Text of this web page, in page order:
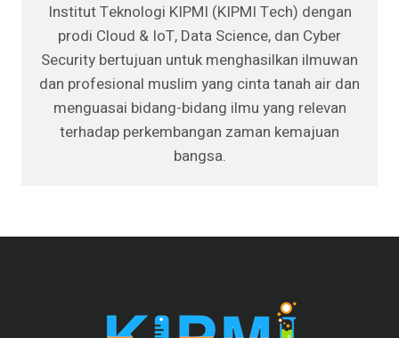
Institut Teknologi KIPMI (KIPMI Tech) dengan
prodi Cloud & IoT, Data Science, dan Cyber
Security bertujuan untuk menghasilkan ilmuwan
dan profesional muslim yang cinta tanah air dan
menguasai bidang-bidang ilmu yang relevan
terhadap perkembangan zaman kemajuan
bangsa.